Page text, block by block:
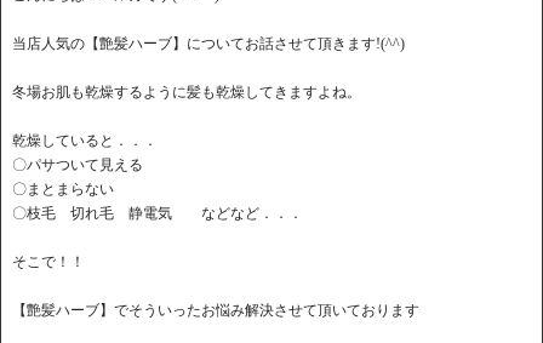
当店人気の【艶髪ハーブ】についてお話させて頂きます!(^^)
冬場お肌も乾燥するように髪も乾燥してきますよね。
乾燥していると．．．
〇パサついて見える
〇まとまらない
〇枝毛 切れ毛 静電気 などなど．．．
そこで！！
【艶髪ハーブ】でそういったお悩み解決させて頂いております